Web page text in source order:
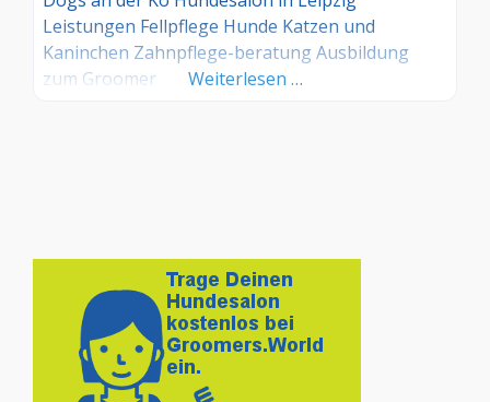
Leistungen Fellpflege Hunde Katzen und
Kaninchen Zahnpflege-beratung Ausbildung
zum Groomer
Weiterlesen …